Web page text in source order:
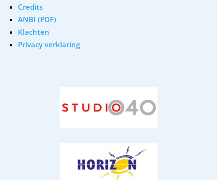
Credits
ANBI (PDF)
Klachten
Privacy verklaring